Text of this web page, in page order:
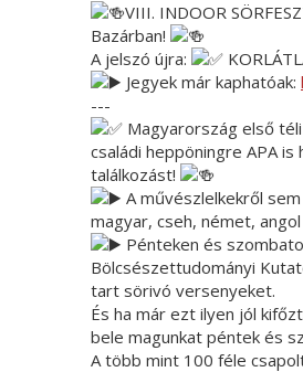
VIII. INDOOR
Bazárban!
A jelszó újra:
Jegyek már kaphatóak:
---
Magyarország első
családi heppöningre APA
találkozást!
A művészlelkekről
magyar, cseh, német,
Pénteken és
Bölcsészettudományi
tart sörivó versenyeket.
És ha már ezt ilyen jól
bele magunkat péntek és
A több mint 100 féle